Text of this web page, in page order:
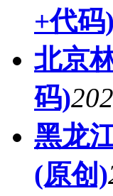
+代码)
北京
码)
黑龙
(原创)